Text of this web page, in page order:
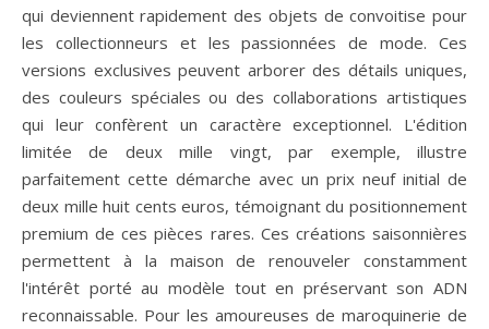
qui deviennent rapidement des objets de convoitise pour
les collectionneurs et les passionnées de mode. Ces
versions exclusives peuvent arborer des détails uniques,
des couleurs spéciales ou des collaborations artistiques
qui leur confèrent un caractère exceptionnel. L'édition
limitée de deux mille vingt, par exemple, illustre
parfaitement cette démarche avec un prix neuf initial de
deux mille huit cents euros, témoignant du positionnement
premium de ces pièces rares. Ces créations saisonnières
permettent à la maison de renouveler constamment
l'intérêt porté au modèle tout en préservant son ADN
reconnaissable. Pour les amoureuses de maroquinerie de